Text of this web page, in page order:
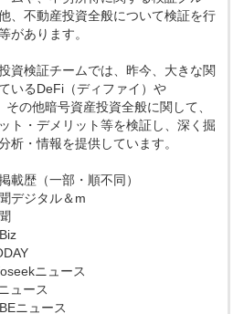
、不動産投資全般について検証を行
があります。
資検証チームでは、昨今、大きな関
いるDeFi（ディファイ）や
その他暗号資産投資全般に関して、
ト・デメリット等を検証し、深く掘
析・情報を提供しています。
載歴（一部・順不同）
デジタル＆m
ニュース
ュース
ニュース